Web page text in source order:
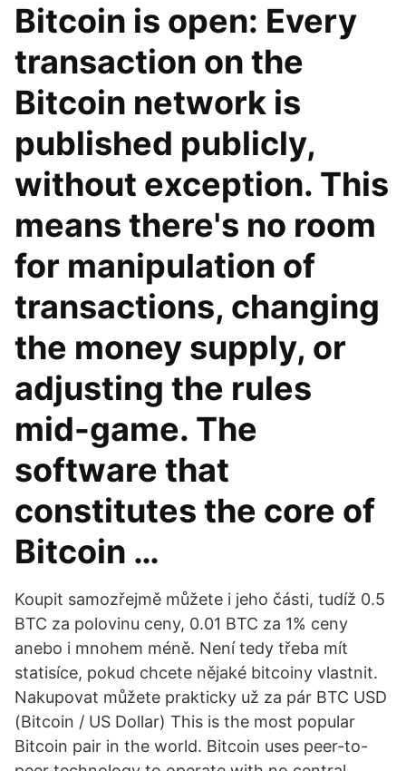
Bitcoin is open: Every
transaction on the
Bitcoin network is
published publicly,
without exception. This
means there's no room
for manipulation of
transactions, changing
the money supply, or
adjusting the rules
mid-game. The
software that
constitutes the core of
Bitcoin …
Koupit samozřejmě můžete i jeho části, tudíž 0.5
BTC za polovinu ceny, 0.01 BTC za 1% ceny
anebo i mnohem méně. Není tedy třeba mít
statisíce, pokud chcete nějaké bitcoiny vlastnit.
Nakupovat můžete prakticky už za pár BTC USD
(Bitcoin / US Dollar) This is the most popular
Bitcoin pair in the world. Bitcoin uses peer-to-